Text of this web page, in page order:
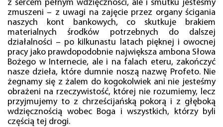
z sercem pełnym wdzięczności, ale i smutku jesteśmy
zmuszeni – z uwagi na zajęcie przez organy ścigania
naszych kont bankowych, co skutkuje brakiem
materialnych środków potrzebnych do dalszej
działalności – po kilkunastu latach pięknej i owocnej
pracy jako prawdopodobnie największa ambona Słowa
Bożego w Internecie, ale i na falach eteru, zakończyć
nasze dzieła, które dumnie noszą nazwę Profeto. Nie
żegnamy się z żalem do kogokolwiek ani nie jesteśmy
obrażeni na rzeczywistość, której nie rozumiemy, lecz
przyjmujemy to z chrześcijańską pokorą i z głęboką
wdzięcznością wobec Boga i wszystkich, którzy byli
częścią tej drogi.